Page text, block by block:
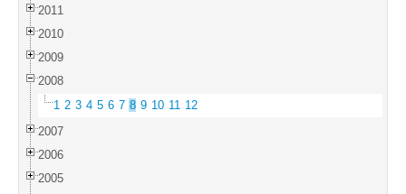
2011
2010
2009
2008
1 2 3 4 5 6 7 8 9 10 11 12
2007
2006
2005